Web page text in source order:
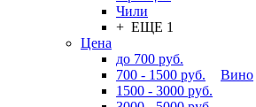
Чили
+ ЕЩЕ 1
Цена
до 700 руб.
700 - 1500 руб.
1500 - 3000 руб.
Вино